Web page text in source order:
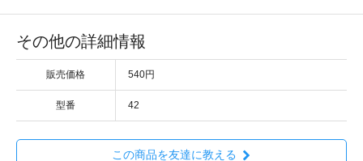
その他の詳細情報
販売価格 540円
型番 42
この商品を友達に教える